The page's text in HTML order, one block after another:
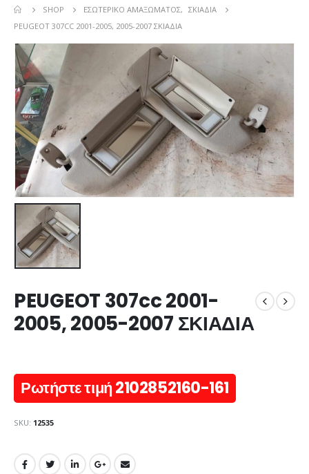
SHOP ΕΣΩΤΕΡΙΚΌ ΑΜΑΞΏΜΑΤΟΣ, ΣΚΙΆΔΙΑ
PEUGEOT 307CC 2001-2005, 2005-2007 ΣΚΙΑΔΙΑ
PEUGEOT 307cc 2001-
2005, 2005-2007 ΣΚΙΑΔΙΑ
Ρωτήστε τιμή 2102852160-161
SKU: 12535